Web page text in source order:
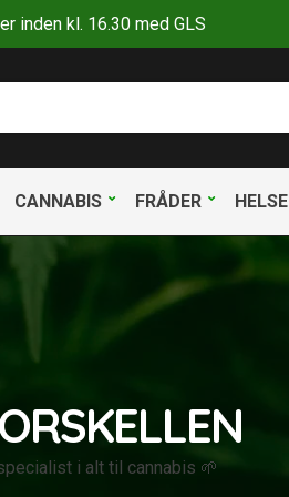
inden kl. 16.30 med GLS
CANNABIS FRÅDER HELSE
i alt til cannabis 🌱